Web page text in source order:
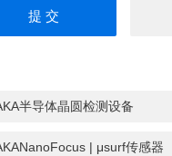
半导体晶圆检测设备
| μsurf传感器